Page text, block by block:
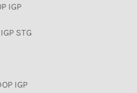
IGP
STG
IGP